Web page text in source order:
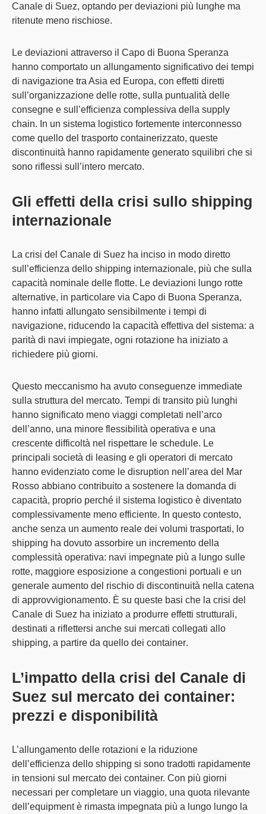
Canale di Suez, optando per deviazioni più lunghe ma
ritenute meno rischiose.
Le deviazioni attraverso il Capo di Buona Speranza
hanno comportato un allungamento significativo dei tempi
di navigazione tra Asia ed Europa, con effetti diretti
sull’organizzazione delle rotte, sulla puntualità delle
consegne e sull’efficienza complessiva della supply
chain. In un sistema logistico fortemente interconnesso
come quello del trasporto containerizzato, queste
discontinuità hanno rapidamente generato squilibri che si
sono riflessi sull’intero mercato.
Gli effetti della crisi sullo shipping
internazionale
La crisi del Canale di Suez ha inciso in modo diretto
sull’efficienza dello shipping internazionale, più che sulla
capacità nominale delle flotte. Le deviazioni lungo rotte
alternative, in particolare via Capo di Buona Speranza,
hanno infatti allungato sensibilmente i tempi di
navigazione, riducendo la capacità effettiva del sistema: a
parità di navi impiegate, ogni rotazione ha iniziato a
richiedere più giorni.
Questo meccanismo ha avuto conseguenze immediate
sulla struttura del mercato. Tempi di transito più lunghi
hanno significato meno viaggi completati nell’arco
dell’anno, una minore flessibilità operativa e una
crescente difficoltà nel rispettare le schedule. Le
principali società di leasing e gli operatori di mercato
hanno evidenziato come le disruption nell’area del Mar
Rosso abbiano contribuito a sostenere la domanda di
capacità, proprio perché il sistema logistico è diventato
complessivamente meno efficiente. In questo contesto,
anche senza un aumento reale dei volumi trasportati, lo
shipping ha dovuto assorbire un incremento della
complessità operativa: navi impegnate più a lungo sulle
rotte, maggiore esposizione a congestioni portuali e un
generale aumento del rischio di discontinuità nella catena
di approvvigionamento. È su queste basi che la crisi del
Canale di Suez ha iniziato a produrre effetti strutturali,
destinati a riflettersi anche sui mercati collegati allo
shipping, a partire da quello dei container.
L’impatto della crisi del Canale di
Suez sul mercato dei container:
prezzi e disponibilità
L’allungamento delle rotazioni e la riduzione
dell’efficienza dello shipping si sono tradotti rapidamente
in tensioni sul mercato dei container. Con più giorni
necessari per completare un viaggio, una quota rilevante
dell’equipment è rimasta impegnata più a lungo lungo la